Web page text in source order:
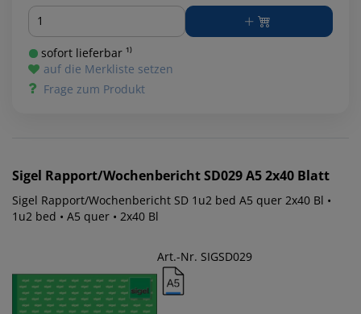
Menge
sofort lieferbar ¹⁾
auf die Merkliste setzen
Frage zum Produkt
Sigel Rapport/Wochenbericht SD029 A5 2x40 Blatt
Sigel Rapport/Wochenbericht SD 1u2 bed A5 quer 2x40 Bl •
1u2 bed • A5 quer • 2x40 Bl
Art.-Nr. SIGSD029